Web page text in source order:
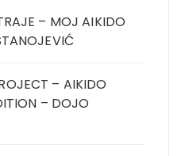
– MOJ AIKIDO
– AIKIDO
– DOJO